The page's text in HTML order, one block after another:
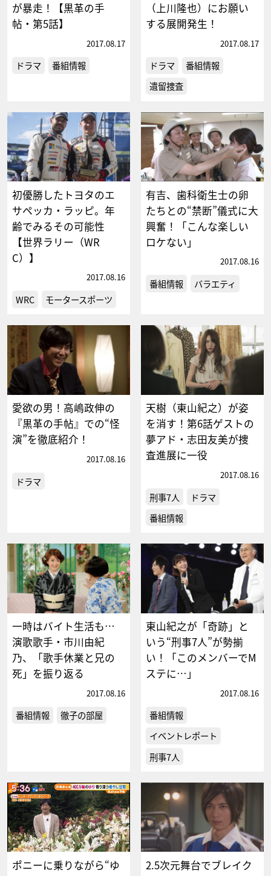
が暴走！【黒革の手
帖・第5話】
2017.08.17
ドラマ 番組情報
（上川隆也）にお願い
する展開発生！
2017.08.17
ドラマ
番組情報
遺留捜査
初優勝したトヨタのエ
サペッカ・ラッピ。年
齢でみるその可能性
【世界ラリー（WR
C）】
2017.08.16
WRC モータースポーツ
有吉、歯科衛生士の卵
たちとの“禁断”儀式に大
興奮！「こんな楽しい
ロケない」
2017.08.16
番組情報 バラエティ
愛欲の男！高嶋政伸の
『黒革の手帖』での“怪
演”を徹底紹介！
2017.08.16
ドラマ
天樹（東山紀之）が姿
を消す！第6話ゲストの
夢アド・志田友美が捜
査進展に一役
2017.08.16
刑事7人
ドラマ
番組情報
一時はバイト生活も…
演歌歌手・市川由紀
乃、「歌手休業と兄の
死」を振り返る
2017.08.16
番組情報 徹子の部屋
東山紀之が「奇跡」と
いう“刑事7人”が勢揃
い！「このメンバーでM
ステに…」
2017.08.16
番組情報
イベントレポート
刑事7人
ポニーに乗りながら“ゆ
2.5次元舞台でブレイク